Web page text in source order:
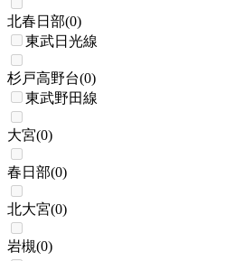
北春日部(0)
東武日光線
杉戸高野台(0)
東武野田線
大宮(0)
春日部(0)
北大宮(0)
岩槻(0)